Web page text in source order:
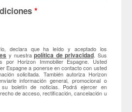
*
declara que ha leído y aceptado los
y nuestrapolítica de privacidad. Sus
por Horizon Immobilier Espagne. Usted
Espagne a ponerse en contacto con usted
solicitada. También autoriza Horizon
información general, promocional o
boletín de noticias. Podrá ejercer en
de acceso, rectificación, cancelación u